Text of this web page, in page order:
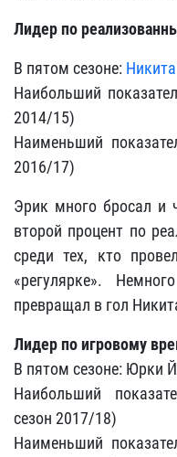
Лидер по
В пятом сезоне:
Наибольший
2014/15)
Наименьший
2016/17)
Эрик много бросал и
второй процент по
среди тех, кто
«регулярке».
превращал в гол
Лидер по игровому
В пятом сезоне: Юрки
Наибольший
сезон 2017/18)
Наименьший